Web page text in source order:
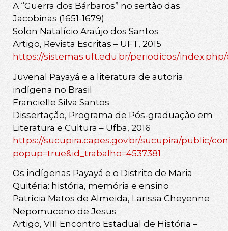
A “Guerra dos Bárbaros” no sertão das
Jacobinas (1651-1679)
Solon Natalício Araújo dos Santos
Artigo, Revista Escritas – UFT, 2015
https://sistemas.uft.edu.br/periodicos/
Juvenal Payayá e a literatura de autoria
indígena no Brasil
Francielle Silva Santos
Dissertação, Programa de Pós-graduação em
Literatura e Cultura – Ufba, 2016
https://sucupira.capes.gov.br/sucupira/public/
popup=true&id_trabalho=4537381
Os indígenas Payayá e o Distrito de Maria
Quitéria: história, memória e ensino
Patrícia Matos de Almeida, Larissa Cheyenne
Nepomuceno de Jesus
Artigo, VIII Encontro Estadual de História –